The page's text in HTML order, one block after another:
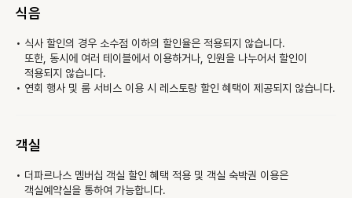
식음
식사 할인의 경우 소수점 이하의 할인율은 적용되지 않습니다.
또한, 동시에 여러 테이블에서 이용하거나, 인원을 나누어서 할인이
적용되지 않습니다.
연회 행사 및 룸 서비스 이용 시 레스토랑 할인 혜택이 제공되지 않습니다.
객실
더파르나스 멤버십 객실 할인 혜택 적용 및 객실 숙박권 이용은
객실예약실을 통하여 가능합니다.